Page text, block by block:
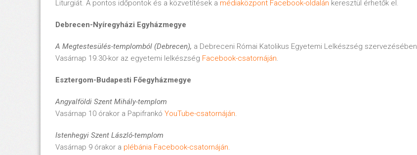
Liturgiát. A pontos időpontok és a közvetítések a médiaközpont Facebook-oldalán keresztül érhetők el.
Debrecen-Nyíregyházi Egyházmegye
A Megtestesülés-templomból (Debrecen), a Debreceni Római Katolikus Egyetemi Lelkészség szervezésében
Vasárnap 19.30-kor az egyetemi lelkészség Facebook-csatornáján.
Esztergom-Budapesti Főegyházmegye
Angyalföldi Szent Mihály-templom
Vasárnap 10 órakor a Papifrankó YouTube-csatornáján.
Istenhegyi Szent László-templom
Vasárnap 9 órakor a plébánia Facebook-csatornáján.